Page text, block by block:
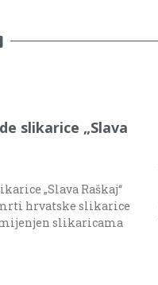
slikarice „Slava
„Slava Raškaj“
hrvatske slikarice
slikaricama